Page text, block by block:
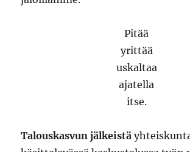
Pitää
yrittää
uskaltaa
ajatella
itse.
Talouskasvun jälkeistä